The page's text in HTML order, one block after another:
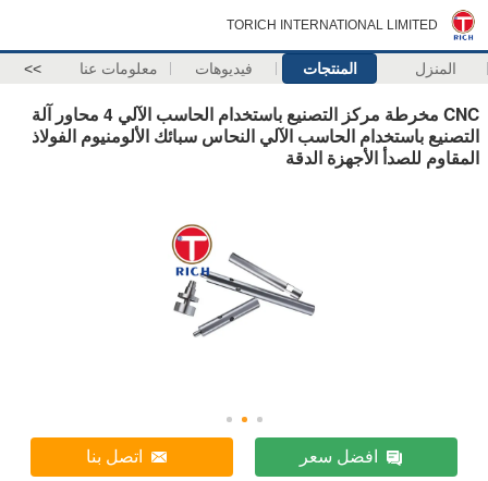
TORICH INTERNATIONAL LIMITED
المنزل المنتجات فيديوهات معلومات عنا >>
CNC مخرطة مركز التصنيع باستخدام الحاسب الآلي 4 محاور آلة
التصنيع باستخدام الحاسب الآلي النحاس سبائك الألومنيوم الفولاذ
المقاوم للصدأ الأجهزة الدقة
افضل سعر اتصل بنا